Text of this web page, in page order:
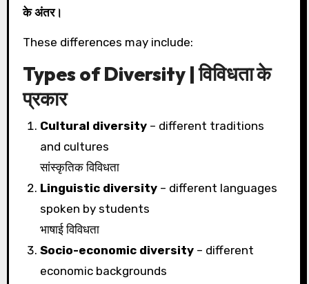
के अंतर।
These differences may include:
Types of Diversity | विविधता के
प्रकार
Cultural diversity – different traditions
and cultures
सांस्कृतिक विविधता
Linguistic diversity – different languages
spoken by students
भाषाई विविधता
Socio-economic diversity – different
economic backgrounds